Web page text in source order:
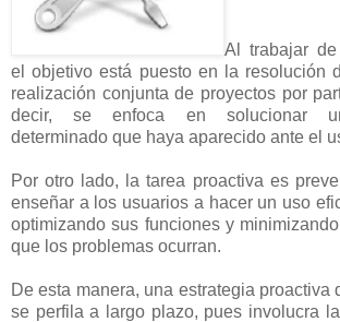
Al trabajar de
el objetivo está puesto en la resolución
realización conjunta de proyectos por
decir, se enfoca en solucionar
determinado que haya aparecido ante el
Por otro lado, la tarea proactiva es
enseñar a los usuarios a hacer un uso
optimizando sus funciones y
que los problemas ocurran.
De esta manera, una estrategia proactiva
se perfila a largo plazo, pues involucra